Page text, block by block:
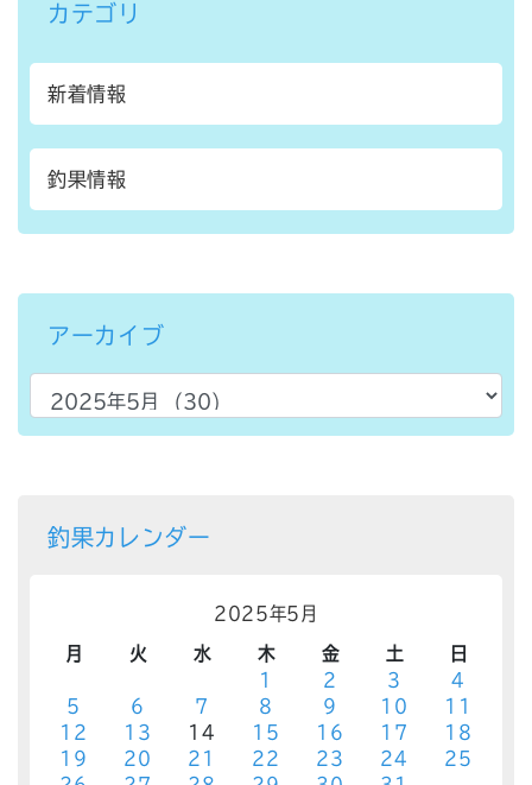
カテゴリ
新着情報
釣果情報
アーカイブ
釣果カレンダー
2025年5月
月 火 水 木 金 土
日
1
2 3
4
5
6 7 8 9 10
11
12
13 14 15 16 17
18
19
20 21 22 23 24
25